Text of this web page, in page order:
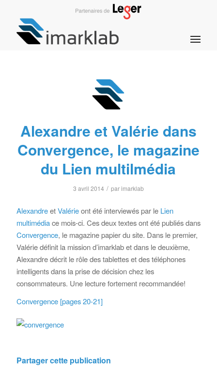
Alexandre et Valérie dans
Convergence, le magazine
du Lien multilmédia
3 avril 2014 / parimarklab
AlexandreetValérieont été interviewés par le Lien
multimédiace mois-ci. Ces deux textes ont été publiés dans
Convergence, le magazine papier du site. Dans le premier,
Valérie définit la mission d’imarklab et dans le deuxième,
Alexandre décrit le rôle des tablettes et des téléphones
intelligents dans la prise de décision chez les
consommateurs. Une lecture fortement recommandée!
Convergence [pages 20-21]
Partager cette publication